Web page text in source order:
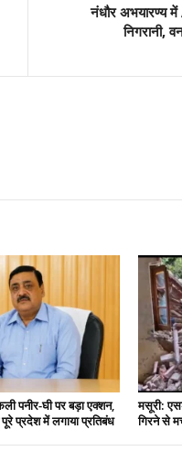
नंधौर अभयारण्य में
निगरानी,
पनीर-घी पर बड़ा एक्शन,
प्रदेश में लगाया प्रतिबंध
मसूरी:
गिरने से